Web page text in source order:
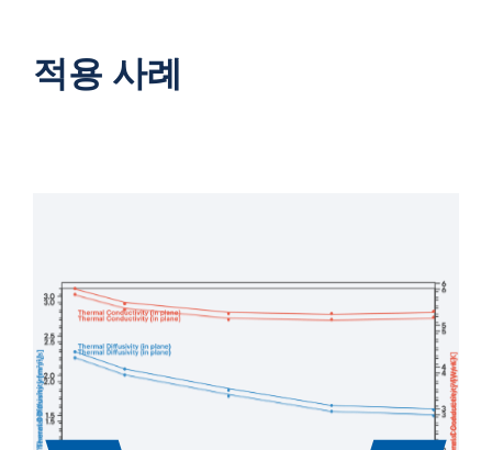
적용 사례